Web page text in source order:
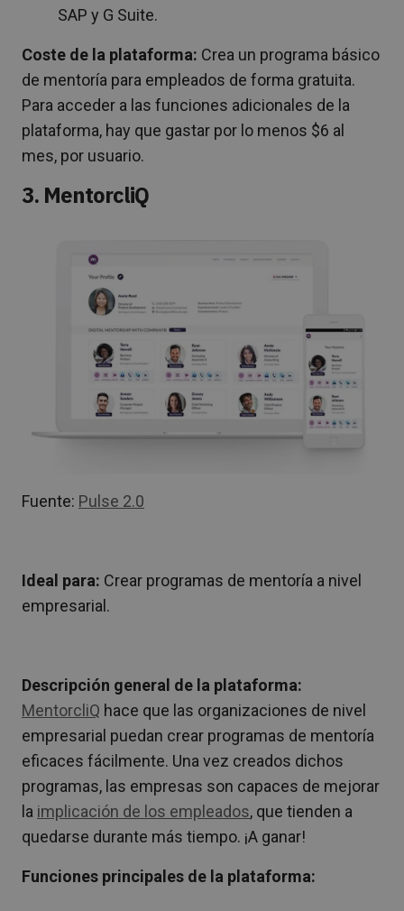
SAP y G Suite.
Coste de la plataforma: Crea un programa básico
de mentoría para empleados de forma gratuita.
Para acceder a las funciones adicionales de la
plataforma, hay que gastar por lo menos $6 al
mes, por usuario.
3. MentorcliQ
Fuente: Pulse 2.0
Ideal para: Crear programas de mentoría a nivel
empresarial.
Descripción general de la plataforma:
MentorcliQ hace que las organizaciones de nivel
empresarial puedan crear programas de mentoría
eficaces fácilmente. Una vez creados dichos
programas, las empresas son capaces de mejorar
la implicación de los empleados, que tienden a
quedarse durante más tiempo. ¡A ganar!
Funciones principales de la plataforma: